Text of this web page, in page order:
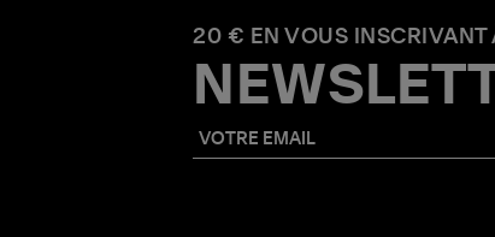
20 € EN VOUS INSCRIVANT